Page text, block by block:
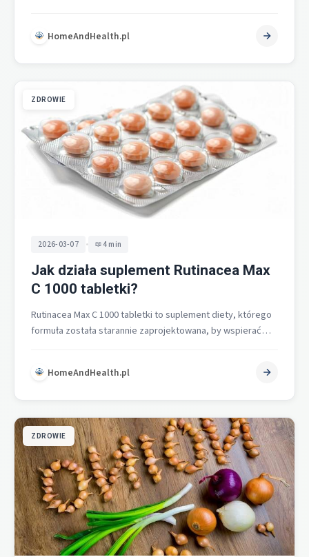
HomeAndHealth.pl
ZDROWIE
2026-03-07 • 4 min
Jak działa suplement Rutinacea Max
C 1000 tabletki?
Rutinacea Max C 1000 tabletki to suplement diety, którego
formuła została starannie zaprojektowana, by wspierać
HomeAndHealth.pl
ZDROWIE